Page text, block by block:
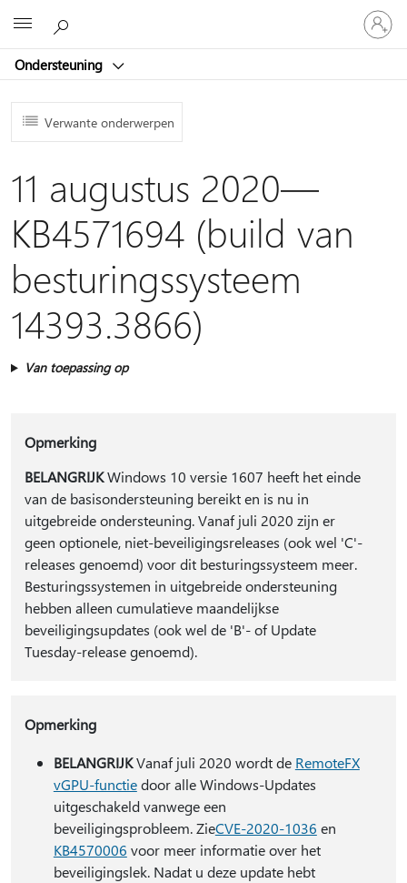
Ondersteuning
Meld
je
aan
je
Verwante onderwerpen
11 augustus 2020—
KB4571694 (build van
besturingssysteem
14393.3866)
Van toepassing op
Opmerking
BELANGRIJKWindows 10 versie 1607 heeft het einde
van de basisondersteuning bereikt en is nu in
uitgebreide ondersteuning. Vanaf juli 2020 zijn er
geen optionele, niet-beveiligingsreleases (ook wel 'C'-
releases genoemd) voor dit besturingssysteem meer.
Besturingssystemen in uitgebreide ondersteuning
hebben alleen cumulatieve maandelijkse
beveiligingsupdates (ook wel de 'B'- of Update
Tuesday-release genoemd).
Opmerking
BELANGRIJKVanaf juli 2020 wordt de RemoteFX
vGPU-functiedoor alle Windows-Updates
uitgeschakeld vanwege een
beveiligingsprobleem. ZieCVE-2020-1036 en
KB4570006 voor meer informatie over het
beveiligingslek. Nadat u deze update hebt